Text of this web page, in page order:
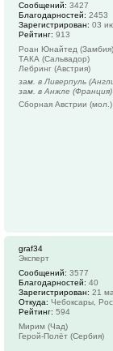
Сообщений: 3427
Благодарностей: 2453
Зарегистрирован: 03
Рейтинг: 913
Роан Юнайтед (Замбия)
ТАКА (Сальвадор)
Лебринг (Австрия)
зам. в Ливерпуль
зам. в Анжле (Франция)
Сборная Австрии (мол.)
graf34
Эксперт
Сообщений: 3577
Благодарностей: 40
Зарегистрирован: 21
Откуда: Чебоксары,
Рейтинг: 594
Мирим (Чад)
Герой-Полёт (Сербия)